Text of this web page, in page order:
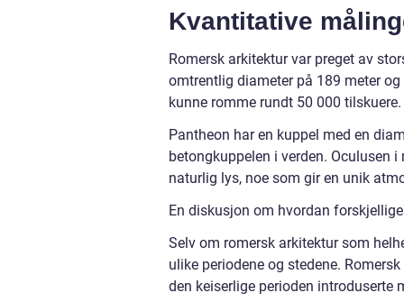
Kvantitative
Romersk arkitektur var preget av
omtrentlig diameter på 189 meter
kunne romme rundt 50 000 tilskuere.
Pantheon har en kuppel med en
betongkuppelen i verden. Oculusen
naturlig lys, noe som gir en unik
En diskusjon om hvordan
Selv om romersk arkitektur som
ulike periodene og stedene.
den keiserlige perioden introduserte